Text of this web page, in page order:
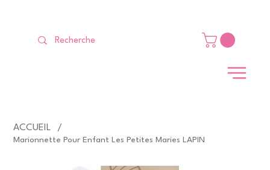
ACCUEIL /
Marionnette Pour Enfant Les Petites Maries LAPIN